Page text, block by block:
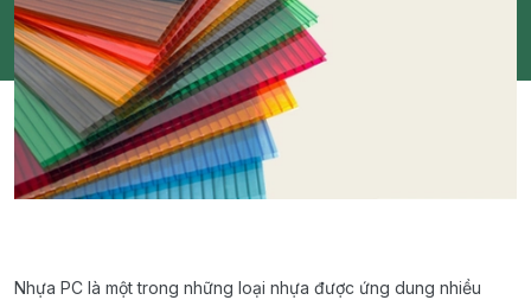
Nhựa PC là một trong những loại nhựa được ứng dung nhiều